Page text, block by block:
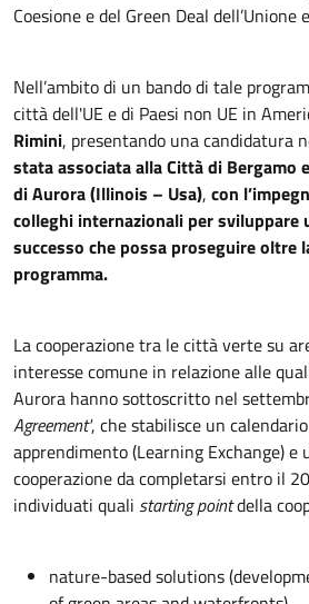
Coesione e del Green Deal dell’Unione
Nell’ambito di un bando di tale
città dell'UE e di Paesi non UE in
Rimini, presentando una candidatura
stata associata alla Città di Bergamo
di Aurora (Illinois – Usa), con
colleghi internazionali per sviluppare
successo che possa proseguire oltre
programma.
La cooperazione tra le città verte su
interesse comune in relazione alle
Aurora hanno sottoscritto nel
Agreement', che stabilisce un
apprendimento (Learning Exchange) e
cooperazione da completarsi entro il
individuati quali starting pointdella
nature-based solutions